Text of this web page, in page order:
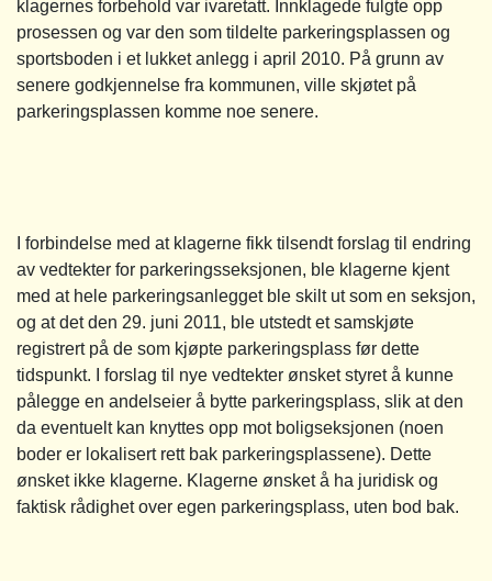
klagernes forbehold var ivaretatt. Innklagede fulgte opp
prosessen og var den som tildelte parkeringsplassen og
sportsboden i et lukket anlegg i april 2010. På grunn av
senere godkjennelse fra kommunen, ville skjøtet på
parkeringsplassen komme noe senere.
I forbindelse med at klagerne fikk tilsendt forslag til endring
av vedtekter for parkeringsseksjonen, ble klagerne kjent
med at hele parkeringsanlegget ble skilt ut som en seksjon,
og at det den 29. juni 2011, ble utstedt et samskjøte
registrert på de som kjøpte parkeringsplass før dette
tidspunkt. I forslag til nye vedtekter ønsket styret å kunne
pålegge en andelseier å bytte parkeringsplass, slik at den
da eventuelt kan knyttes opp mot boligseksjonen (noen
boder er lokalisert rett bak parkeringsplassene). Dette
ønsket ikke klagerne. Klagerne ønsket å ha juridisk og
faktisk rådighet over egen parkeringsplass, uten bod bak.